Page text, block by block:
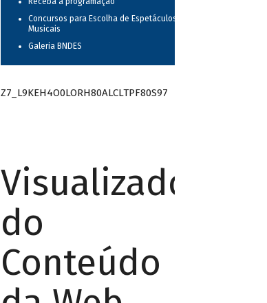
Concursos para Escolha de Espetáculos
Musicais
Galeria BNDES
Z7_L9KEH4O0LORH80ALCLTPF80S97
Visualizador
do
Conteúdo